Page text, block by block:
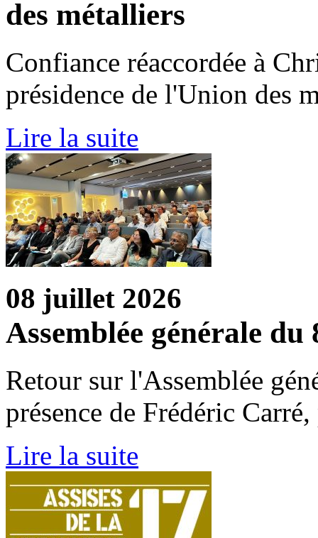
des métalliers
Confiance réaccordée à
présidence de l'Union des
Lire la suite
08 juillet 2026
Assemblée générale
Retour sur l'Assemblée
présence de Frédéric
Lire la suite